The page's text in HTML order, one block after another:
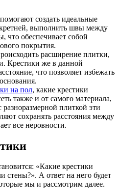
создать идеальные
выполнить швы между
обеспечивает собой
покрытия.
расширение плитки,
Крестики же в данной
что позволяет избежать
на пол, какие крестики
также и от самого материала,
разноразмерной плиткой эти
сохранять расстояния между
все неровности.
«Какие крестики
А ответ на него будет
мы и рассмотрим далее.